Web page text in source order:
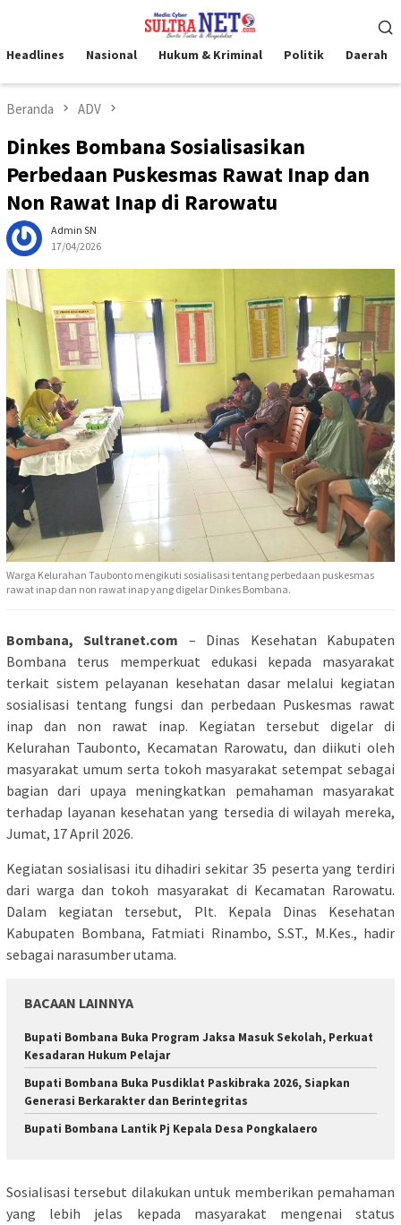
kontenMobile
Headlines Nasional Hukum & Kriminal Politik Daerah
Beranda ADV
Dinkes Bombana Sosialisasikan
Perbedaan Puskesmas Rawat Inap dan
Non Rawat Inap di Rarowatu
Admin SN
17/04/2026
Warga Kelurahan Taubonto mengikuti sosialisasi tentang perbedaan puskesmas
rawat inap dan non rawat inap yang digelar Dinkes Bombana.
Bombana, Sultranet.com – Dinas Kesehatan Kabupaten
Bombana terus memperkuat edukasi kepada masyarakat
terkait sistem pelayanan kesehatan dasar melalui kegiatan
sosialisasi tentang fungsi dan perbedaan Puskesmas rawat
inap dan non rawat inap. Kegiatan tersebut digelar di
Kelurahan Taubonto, Kecamatan Rarowatu, dan diikuti oleh
masyarakat umum serta tokoh masyarakat setempat sebagai
bagian dari upaya meningkatkan pemahaman masyarakat
terhadap layanan kesehatan yang tersedia di wilayah mereka,
Jumat, 17 April 2026.
Kegiatan sosialisasi itu dihadiri sekitar 35 peserta yang terdiri
dari warga dan tokoh masyarakat di Kecamatan Rarowatu.
Dalam kegiatan tersebut, Plt. Kepala Dinas Kesehatan
Kabupaten Bombana, Fatmiati Rinambo, S.ST., M.Kes., hadir
sebagai narasumber utama.
BACAAN LAINNYA
Bupati Bombana Buka Program Jaksa Masuk Sekolah, Perkuat
Kesadaran Hukum Pelajar
Bupati Bombana Buka Pusdiklat Paskibraka 2026, Siapkan
Generasi Berkarakter dan Berintegritas
Bupati Bombana Lantik Pj Kepala Desa Pongkalaero
Sosialisasi tersebut dilakukan untuk memberikan pemahaman
yang lebih jelas kepada masyarakat mengenai status